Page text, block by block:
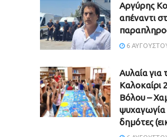
Aργύρης
απέναντι
6
Αυλαία για
Καλοκαίρι
Βόλου –
ψυχαγωγία
δημότες